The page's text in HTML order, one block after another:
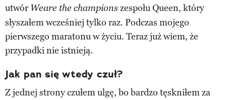
utwórWeare the championszespołu Queen, który
słyszałem wcześniej tylko raz. Podczas mojego
pierwszego maratonu w życiu. Teraz już wiem, że
przypadki nie istnieją.
Jak pan się wtedy czuł?
Z jednej strony czułem ulgę, bo bardzo tęskniłem za